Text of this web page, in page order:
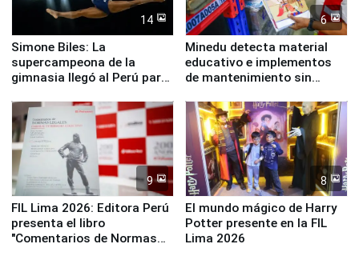
14
Simone Biles: La
supercampeona de la
gimnasia llegó al Perú para
Panamericanos Lima 2027
6
Minedu detecta material
educativo e implementos
de mantenimiento sin
la UGEL 2
9
FIL Lima 2026: Editora Perú
presenta el libro
"Comentarios de Normas
8
El mundo mágico de Harry
Potter presente en la FIL
Lima 2026